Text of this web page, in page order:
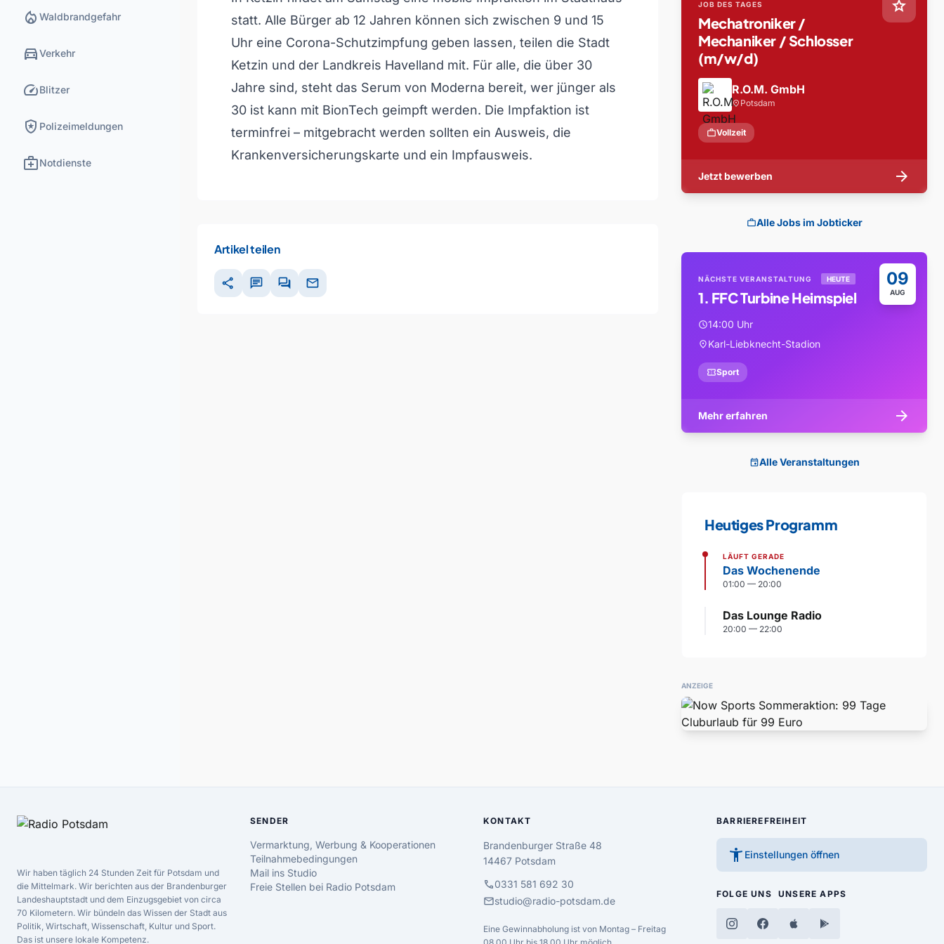
local_fire_department Waldbrandgefahr
directions_carVerkehr
speedBlitzer
local_police Polizeimeldungen
medical_servicesNotdienste
statt. Alle Bürger ab 12 Jahren können sich zwischen 9 und 15
Uhr eine Corona-Schutzimpfung geben lassen, teilen die Stadt
Ketzin und der Landkreis Havelland mit. Für alle, die über 30
Jahre sind, steht das Serum von Moderna bereit, wer jünger als
30 ist kann mit BionTech geimpft werden. Die Impfaktion ist
terminfrei – mitgebracht werden sollten ein Ausweis, die
Krankenversicherungskarte und ein Impfausweis.
Artikel teilen
share chat forum mail
star
JOB DES TAGES
Mechatroniker /
Mechaniker / Schlosser
(m/w/d)
R.O.M. GmbH
location_on Potsdam
workVollzeit
Jetzt bewerben arrow_forward
workAlle Jobs im Jobticker
09
AUG
NÄCHSTE VERANSTALTUNG HEUTE
1. FFC Turbine Heimspiel
schedule14:00 Uhr
location_onKarl-Liebknecht-Stadion
confirmation_numberSport
Mehr erfahren arrow_forward
eventAlle Veranstaltungen
Heutiges Programm
LÄUFT GERADE
Das Wochenende
01:00 — 20:00
Das Lounge Radio
20:00 — 22:00
ANZEIGE
Wir haben täglich 24 Stunden Zeit für Potsdam und
die Mittelmark. Wir berichten aus der Brandenburger
Landeshauptstadt und dem Einzugsgebiet von circa
70 Kilometern. Wir bündeln das Wissen der Stadt aus
Politik, Wirtschaft, Wissenschaft, Kultur und Sport.
Das ist unsere lokale Kompetenz.
SENDER
Vermarktung, Werbung & Kooperationen
Teilnahmebedingungen
Mail ins Studio
Freie Stellen bei Radio Potsdam
KONTAKT
Brandenburger Straße 48
14467 Potsdam
call0331 581 692 30
mailstudio@radio-potsdam.de
Eine Gewinnabholung ist von Montag – Freitag
BARRIEREFREIHEIT
accessibility_new Einstellungen öffnen
FOLGE UNS UNSERE APPS